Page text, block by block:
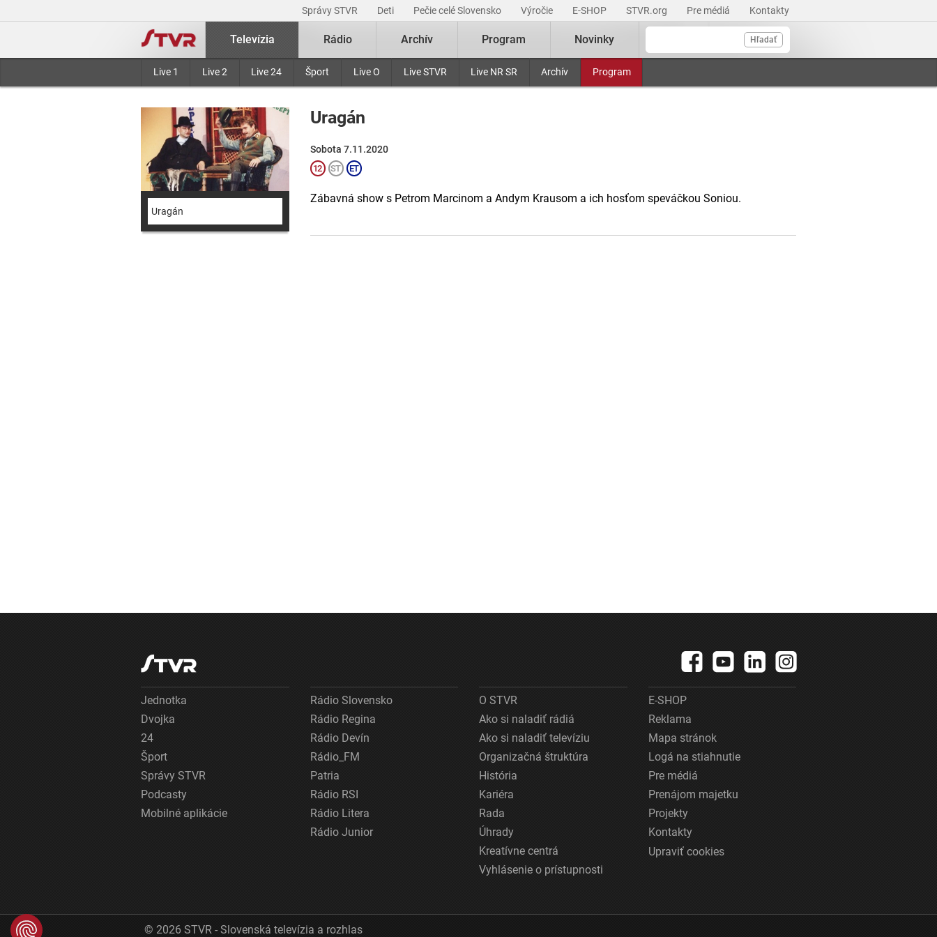
Správy STVR Deti Pečie celé Slovensko Výročie E-SHOP STVR.org Pre médiá Kontakty
Hľadať
Televízia
Live 1 Live 2 Live 24 Šport Live O Live STVR Live NR SR Archív Program
Rádio Archív Program Novinky
Uragán
Uragán
Sobota 7.11.2020
Zábavná show s Petrom Marcinom a Andym Krausom a ich hosťom speváčkou Soniou.
Jednotka
Dvojka
24
Šport
Správy STVR
Podcasty
Mobilné aplikácie
Rádio Slovensko
Rádio Regina
Rádio Devín
Rádio_FM
Patria
Rádio RSI
Rádio Litera
Rádio Junior
O STVR
Ako si naladiť rádiá
Ako si naladiť televíziu
Organizačná štruktúra
História
Kariéra
Rada
Úhrady
Kreatívne centrá
Vyhlásenie o prístupnosti
E-SHOP
Reklama
Mapa stránok
Logá na stiahnutie
Pre médiá
Prenájom majetku
Projekty
Kontakty
Upraviť cookies
© 2026 STVR - Slovenská televízia a rozhlas